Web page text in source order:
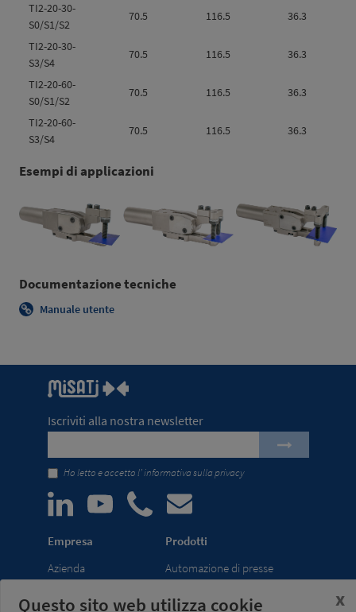
TI2-20-30-
S0/S1/S2
70.5 116.5 36.3
TI2-20-30-
S3/S4
70.5 116.5 36.3
TI2-20-60-
S0/S1/S2
70.5 116.5 36.3
TI2-20-60-
S3/S4
70.5 116.5 36.3
Esempi di applicazioni
Documentazione tecniche
Manuale utente
Iscriviti alla nostra newsletter
Ho letto e accetto l’informativa sulla privacy
Empresa
Azienda
Fiere
Prodotti
Automazione di presse
Pinze di presa per robot
Questo sito web utilizza cookie x